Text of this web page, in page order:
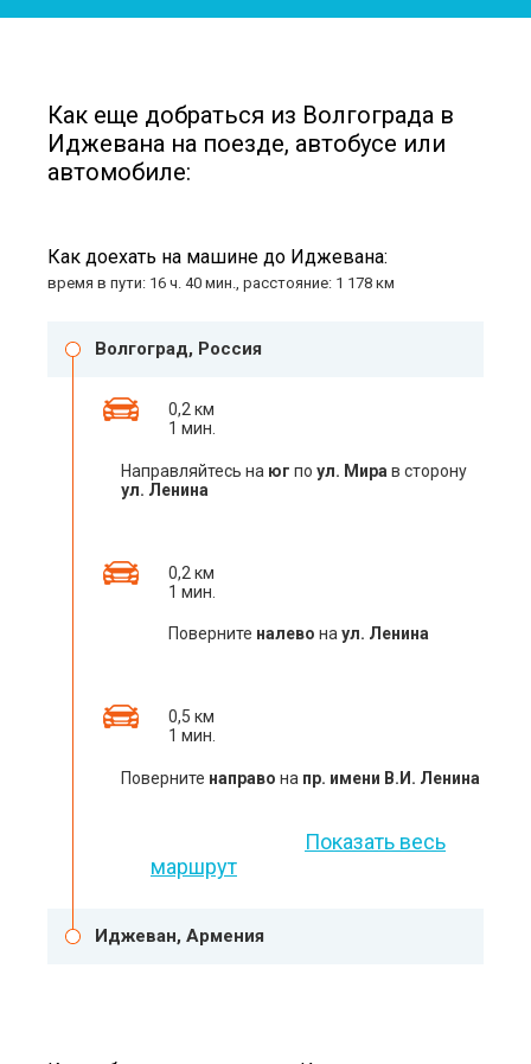
Как еще добраться из Волгограда в
Иджевана на поезде, автобусе или
автомобиле:
Как доехать на машине до Иджевана:
время в пути: 16 ч. 40 мин., расстояние: 1 178 км
Волгоград, Россия
0,2 км
1 мин.
Направляйтесь на юг по ул. Мира в сторону
ул. Ленина
0,2 км
1 мин.
Поверните налево на ул. Ленина
0,5 км
1 мин.
Поверните направо на пр. имени В.И. Ленина
Показать весь
маршрут
Иджеван, Армения